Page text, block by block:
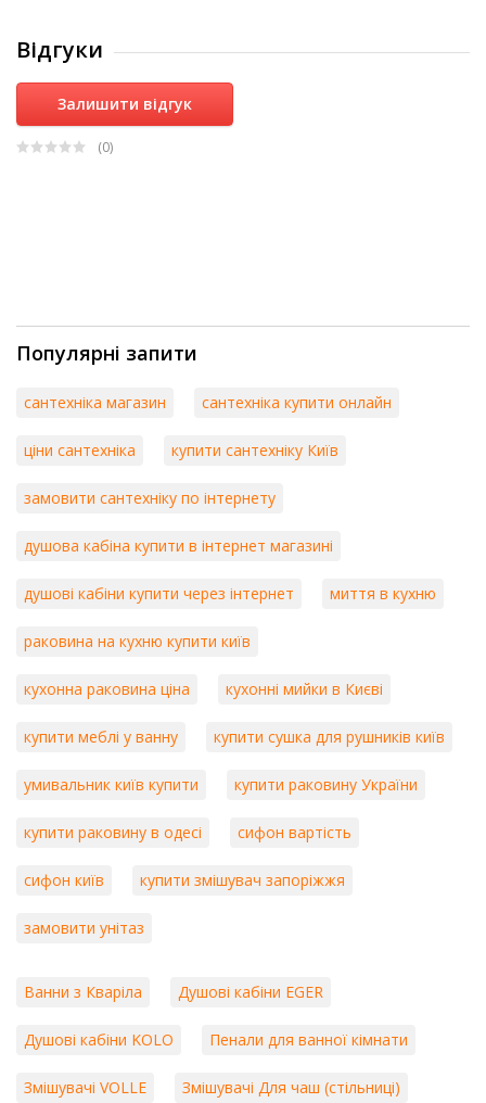
Відгуки
(0)
Залишити відгук
Популярні запити
сантехніка магазин сантехніка купити онлайн
ціни сантехніка купити сантехніку Київ
замовити сантехніку по інтернету
душова кабіна купити в інтернет магазині
душові кабіни купити через інтернет миття в кухню
раковина на кухню купити київ
кухонна раковина ціна кухонні мийки в Києві
купити меблі у ванну купити сушка для рушників київ
умивальник київ купити купити раковину України
купити раковину в одесі сифон вартість
сифон київ купити змішувач запоріжжя
замовити унітаз
Ванни з Кваріла Душові кабіни EGER
Душові кабіни KOLO Пенали для ванної кімнати
Змішувачі VOLLE Змішувачі Для чаш (стільниці)